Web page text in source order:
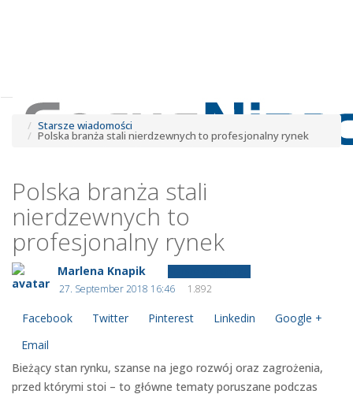
Starsze wiadomości
Polska branża stali nierdzewnych to profesjonalny rynek
Polska branża stali
nierdzewnych to
profesjonalny rynek
Marlena Knapik
27. September 2018 16:46
1.892
Facebook Twitter Pinterest Linkedin
Google +
Email
Bieżący stan rynku, szanse na jego rozwój oraz zagrożenia,
przed którymi stoi – to główne tematy poruszane podczas